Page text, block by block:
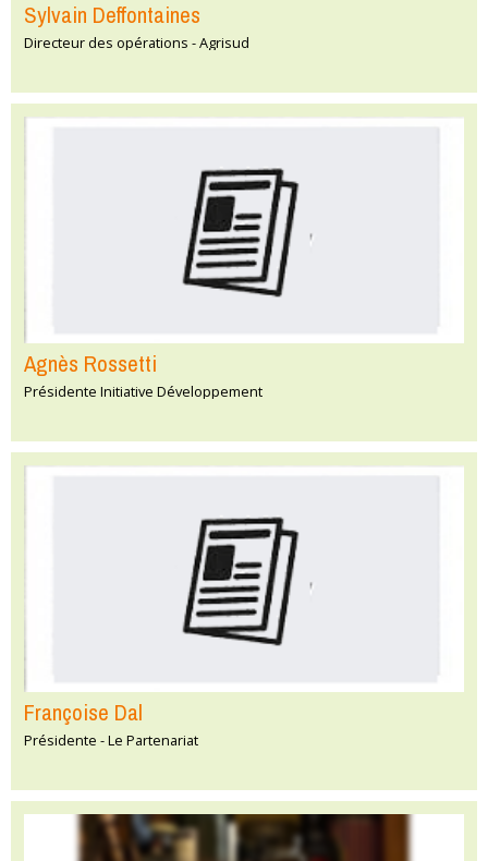
Sylvain Deffontaines
Directeur des opérations - Agrisud
Agnès Rossetti
Présidente Initiative Développement
Françoise Dal
Présidente - Le Partenariat